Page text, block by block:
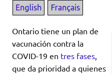
Ontario tiene un plan de
vacunación contra la
COVID-19 en tres fases,
que da prioridad a quienes